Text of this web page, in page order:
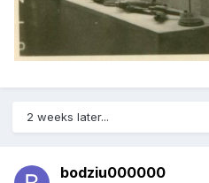
2 weeks later...
bodziu000000